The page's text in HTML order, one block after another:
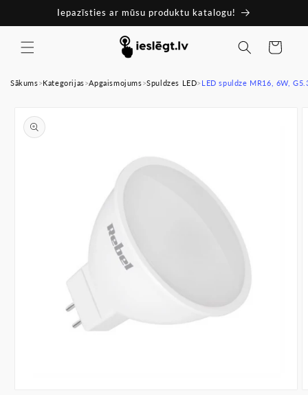
saturu
Iepazīsties ar mūsu produktu katalogu!
Ratiņi
Sākums>Kategorijas>Apgaismojums>Spuldzes LED>LED spuldze MR16, 6W,
produkta
informāciju